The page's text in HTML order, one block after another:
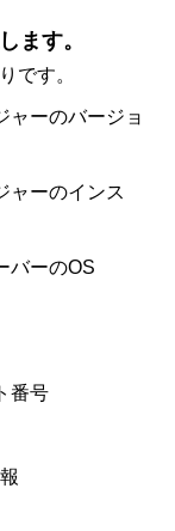
ます。
です。
ャーのバージョ
ャーのインス
バーのOS
番号